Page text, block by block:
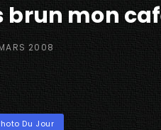
brun mon
2008
Du Jour